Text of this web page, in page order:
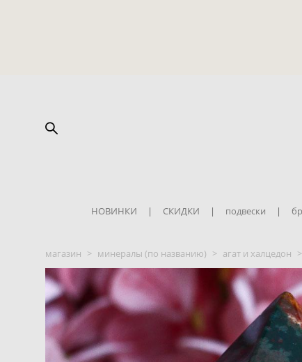
НОВИНКИ | СКИДКИ | подвески |
магазин > минералы (по названию) > агат и халцедон >